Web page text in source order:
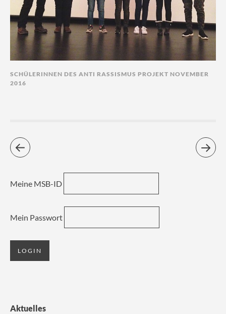
SCHÜLERINNEN DES ANTI RASSISMUS PROJEKT NOVEMBER
2016
Meine MSB-ID
Mein Passwort
Aktuelles